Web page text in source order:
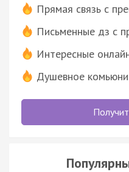
Прямая связь с
Письменные дз с
Интересные
Душевное